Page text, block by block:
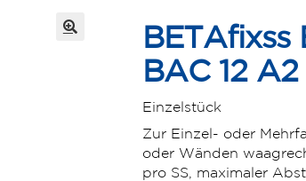
BAC 12
Einzelstück
Zur Einzel- oder
oder Wänden
pro SS, maximaler